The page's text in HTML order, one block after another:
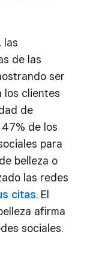
las
de las
ser
los clientes
de
47% de los
para
belleza o
las redes
citas. El
afirma
sociales.